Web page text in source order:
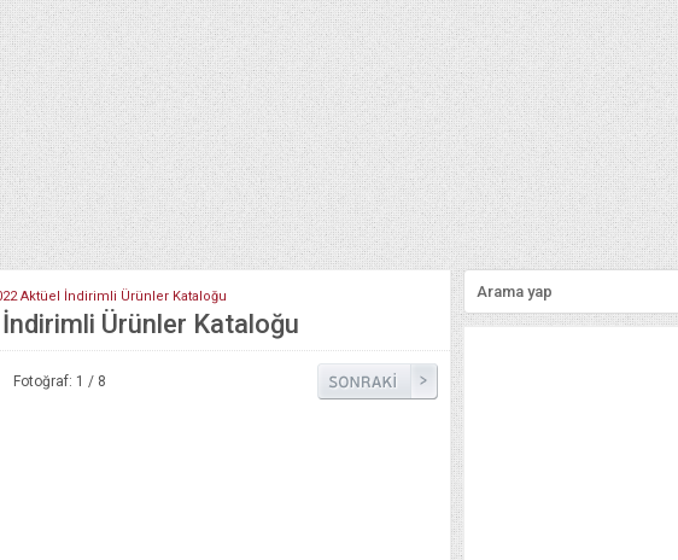
Aktüel İndirimli Ürünler Kataloğu
Ürünler Kataloğu
Fotoğraf: 1 / 8